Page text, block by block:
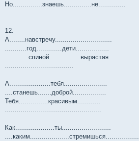
Но...............знаешь..............не..............
12.
А........навстречу.............................
...........год.............дети.................
............спиной................вырастая
...................................
А.....................тебя......................
....станешь.......доброй.................
Тебя...............красивым............
.................................................
Как....................ты.........................
....каким....................стремишься.................